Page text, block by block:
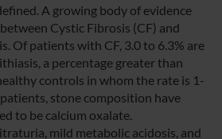
A growing body of evidence
Cystic Fibrosis (CF) and
Of patients with CF, 3.0 to 6.3% are
a percentage greater than
controls in whom the rate is 1-
stone composition have
to be calcium oxalate.
mild metabolic acidosis, and